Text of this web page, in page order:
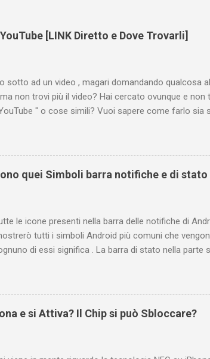
[LINK Diretto e Dove Trovarli]
sotto ad un video , magari domandando qualcosa
non trovi più il video? Hai cercato ovunque e non
" o cose simili? Vuoi sapere come farlo sia
di YouTube , ossia quelli lasciati sotto un
positiva ma mi ci è voluto un bel po' di tempo
poco semplice capire on che modo si potesse
visualizzare i vostri commenti di YouTube,
anche che la vostra domanda ha avuto già da
quei Simboli barra notifiche e di stato
le icone presenti nella barra delle notifiche di
tutti i simboli Android più comuni che
di essi significa . La barra di stato nella parte
di tutto è bene fare una distinzione tra due gruppi di
pertinenza diversa. Le icone a sinistra forniscono
i nuovi messaggi o i download. Se non conoscete il
di stato verso il basso per visualizzare i dettagli.
al telefono, ad esempio il livello di carica
e si Attiva? Il Chip si può Sbloccare?